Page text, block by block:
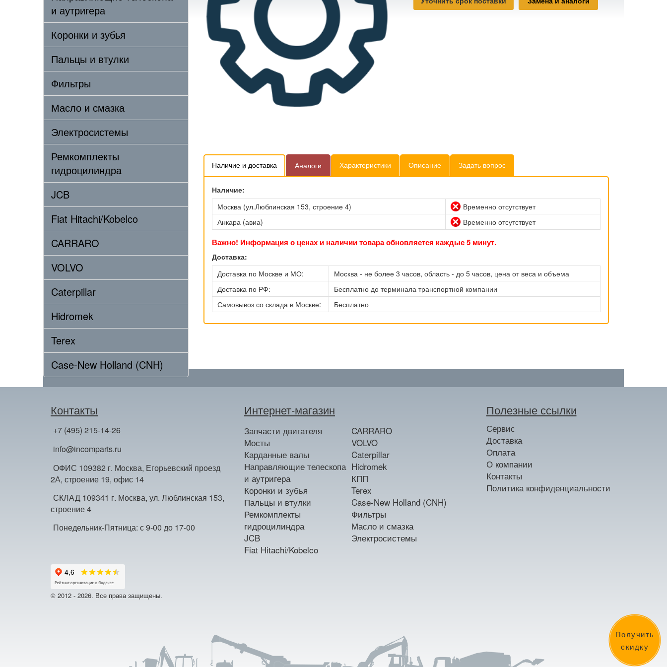
Получить
скидку
и аутригера
Коронки и зубья
Пальцы и втулки
Фильтры
Масло и смазка
Электросистемы
Ремкомплекты
гидроцилиндра
JCB
Fiat Hitachi/Kobelco
CARRARO
VOLVO
Caterpillar
Hidromek
Terex
Case-New Holland (CNH)
Наличие и доставка Аналоги Характеристики Описание Задать вопрос
Наличие:
Москва (ул.Люблинская 153, строение 4)
Временно отсутствует
Анкара (авиа)
Временно отсутствует
Важно! Информация о ценах и наличии товара обновляется каждые 5 минут.
Доставка:
Доставка по Москве и МО:
Москва - не более 3 часов, область - до 5 часов, цена от веса и объема
Доставка по РФ:
Бесплатно до терминала транспортной компании
Самовывоз со склада в Москве:
Бесплатно
Контакты
+7 (495) 215-14-26
info@incomparts.ru
ОФИС 109382 г. Москва, Егорьевский проезд
2А, строение 19, офис 14
СКЛАД 109341 г. Москва, ул. Люблинская 153,
строение 4
Понедельник-Пятница: с 9-00 до 17-00
Интернет-магазин
Запчасти двигателя
Мосты
Карданные валы
Направляющие телескопа
и аутригера
Коронки и зубья
Пальцы и втулки
Ремкомплекты
гидроцилиндра
JCB
Fiat Hitachi/Kobelco
CARRARO
VOLVO
Caterpillar
Hidromek
КПП
Terex
Case-New Holland (CNH)
Фильтры
Масло и смазка
Электросистемы
Полезные ссылки
Сервис
Доставка
Оплата
О компании
Контакты
Политика конфиденциальности
© 2012 - 2026. Все права защищены.